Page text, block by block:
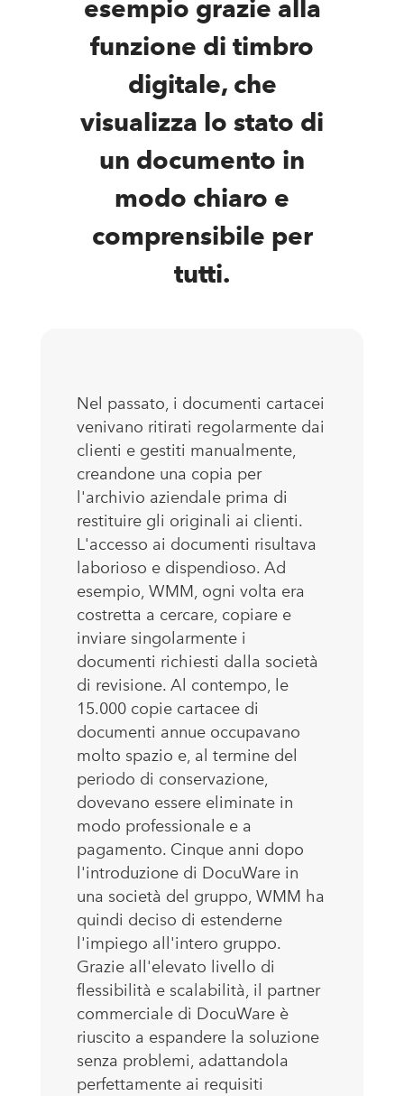
esempio grazie alla
funzione di timbro
digitale, che
visualizza lo stato di
un documento in
modo chiaro e
comprensibile per
tutti.
Nel passato, i documenti cartacei
venivano ritirati regolarmente dai
clienti e gestiti manualmente,
creandone una copia per
l'archivio aziendale prima di
restituire gli originali ai clienti.
L'accesso ai documenti risultava
laborioso e dispendioso. Ad
esempio, WMM, ogni volta era
costretta a cercare, copiare e
inviare singolarmente i
documenti richiesti dalla società
di revisione. Al contempo, le
15.000 copie cartacee di
documenti annue occupavano
molto spazio e, al termine del
periodo di conservazione,
dovevano essere eliminate in
modo professionale e a
pagamento. Cinque anni dopo
l'introduzione di DocuWare in
una società del gruppo, WMM ha
quindi deciso di estenderne
l'impiego all'intero gruppo.
Grazie all'elevato livello di
flessibilità e scalabilità, il partner
commerciale di DocuWare è
riuscito a espandere la soluzione
senza problemi, adattandola
perfettamente ai requisiti